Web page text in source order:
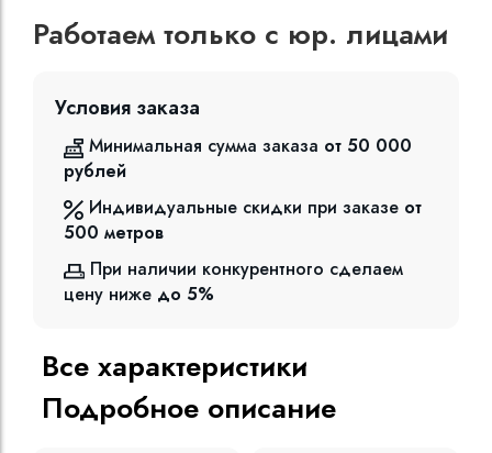
Работаем только с юр. лицами
Условия заказа
Минимальная сумма заказа от 50 000
рублей
Индивидуальные скидки при заказе от
500 метров
При наличии конкурентного сделаем
цену ниже до 5%
Все характеристики
Подробное описание